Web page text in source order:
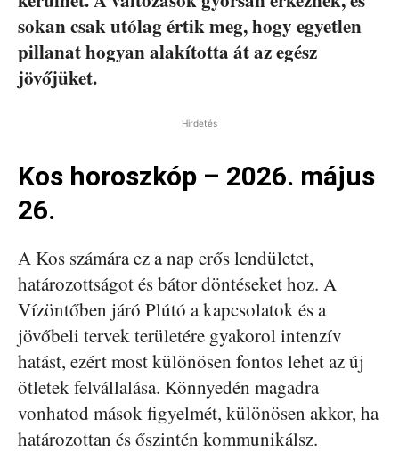
sokan csak utólag értik meg, hogy egyetlen
pillanat hogyan alakította át az egész
jövőjüket.
Hirdetés
Kos horoszkóp – 2026. május
26.
A Kos számára ez a nap erős lendületet,
határozottságot és bátor döntéseket hoz. A
Vízöntőben járó Plútó a kapcsolatok és a
jövőbeli tervek területére gyakorol intenzív
hatást, ezért most különösen fontos lehet az új
ötletek felvállalása. Könnyedén magadra
vonhatod mások figyelmét, különösen akkor, ha
határozottan és őszintén kommunikálsz.